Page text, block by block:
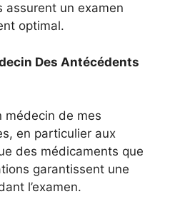
assurent un examen
optimal.
Des Antécédents
médecin de mes
en particulier aux
des médicaments que
garantissent une
l’examen.